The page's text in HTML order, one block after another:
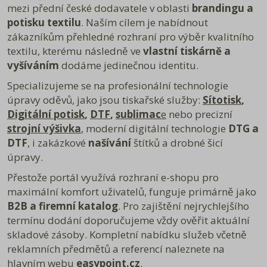
Při kontaktu se domluvíme na následujícím postupu
ODEŠLETE PRODUKT ZPĚT NA DODACÍ ADRESU.
Do balíku vložte fakturu nebo její kopii a napište text, který se jasně týká
důvodu výměny, vrácení nebo reklamace (případně je také možné si
stáhnout níže
Formulář pro uplatnění reklamace nebo Formulář pro
odstoupení od smlouvy).
U vrácení nebo výměny zboží kupující zašle nebo předá prodávajícímu
odstoupení od smlouvy.
U reklamace je ze zákona lhůtu 30 dní ode dne vyzvednutí zásilky, ale
vše se snažíme vyřešit co nejrychleji.
Ke stažení:
Formulář pro odstoupení od smlouvy
Formulář pro uplatnění reklamace
Poučení o právu na odstoupení od smlouvy
mezi přední české dodavatele v oblasti brandingu a
potisku textilu. Naším cílem je nabídnout
zákazníkům přehledné rozhraní pro výběr kvalitního
textilu, kterému následně ve vlastní tiskárně a
vyšíváním dodáme jedinečnou identitu.
Specializujeme se na profesionální technologie
úpravy oděvů, jako jsou tiskařské služby: Sítotisk,
Digitální potisk, DTF, sublimace nebo precizní
strojní výšivka, moderní digitální technologie DTG a
DTF, i zakázkové našíváníštítků a drobné šicí
úpravy.
Přestože portál využívá rozhraní e-shopu pro
maximální komfort uživatelů, funguje primárně jako
B2B a firemní katalog. Pro zajištění nejrychlejšího
termínu dodání doporučujeme vždy ověřit aktuální
skladové zásoby. Kompletní nabídku služeb včetně
reklamních předmětů a referencí naleznete na
hlavním webu easypoint.cz.